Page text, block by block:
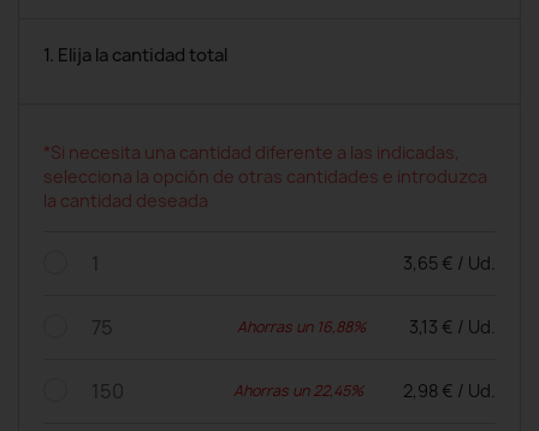
1. Elija la cantidad total
*Si necesita una cantidad diferente a las indicadas,
selecciona la opción de otras cantidades e introduzca
la cantidad deseada
1 3,65 € / Ud.
75 Ahorras un 16,88% 3,13 € / Ud.
150 Ahorras un 22,45% 2,98 € / Ud.